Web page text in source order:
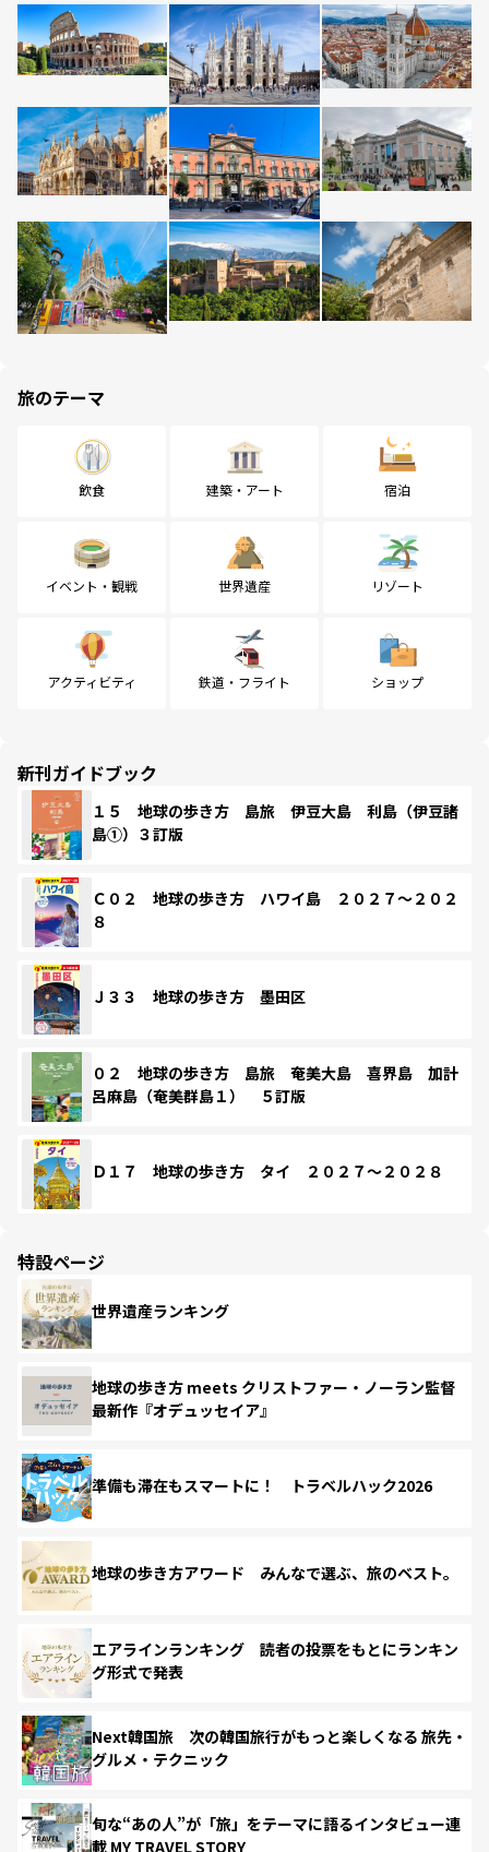
旅のテーマ
飲食 建築・アート 宿泊
イベント・観戦 世界遺産 リゾート
アクティビティ 鉄道・フライト ショップ
新刊ガイドブック
１５ 地球の歩き方 島旅 伊豆大島 利島（伊豆諸
島①）３訂版
Ｃ０２ 地球の歩き方 ハワイ島 ２０２７～２０２
８
Ｊ３３ 地球の歩き方 墨田区
０２ 地球の歩き方 島旅 奄美大島 喜界島 加計
呂麻島（奄美群島１） ５訂版
Ｄ１７ 地球の歩き方 タイ ２０２７～２０２８
特設ページ
世界遺産ランキング
地球の歩き方 meets クリストファー・ノーラン監督
最新作『オデュッセイア』
準備も滞在もスマートに！ トラベルハック2026
地球の歩き方アワード みんなで選ぶ、旅のベスト。
エアラインランキング 読者の投票をもとにランキン
グ形式で発表
Next韓国旅 次の韓国旅行がもっと楽しくなる 旅先・
グルメ・テクニック
旬な“あの人”が「旅」をテーマに語るインタビュー連
載 MY TRAVEL STORY